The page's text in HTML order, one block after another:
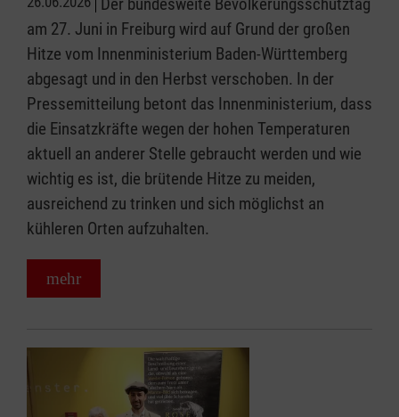
am 27. Juni in Freiburg wird auf Grund der großen
Hitze vom Innenministerium Baden-Württemberg
abgesagt und in den Herbst verschoben. In der
Pressemitteilung betont das Innenministerium, dass
die Einsatzkräfte wegen der hohen Temperaturen
aktuell an anderer Stelle gebraucht werden und wie
wichtig es ist, die brütende Hitze zu meiden,
ausreichend zu trinken und sich möglichst an
kühleren Orten aufzuhalten.
mehr